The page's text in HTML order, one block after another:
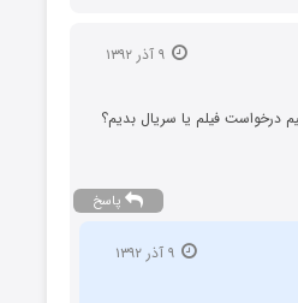
فیلم یا سریال بدیم؟
پاسخ